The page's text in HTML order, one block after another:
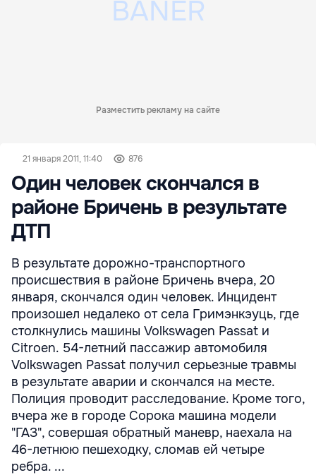
Разместить рекламу на сайте
21 января 2011, 11:40 876
Один человек скончался в
районе Бричень в результате
ДТП
В результате дорожно-транспортного
происшествия в районе Бричень вчера, 20
января, скончался один человек. Инцидент
произошел недалеко от села Гримэнкэуць, где
столкнулись машины Volkswagen Passat и
Citroen. 54-летний пассажир автомобиля
Volkswagen Passat получил серьезные травмы
в результате аварии и скончался на месте.
Полиция проводит расследование. Кроме того,
вчера же в городе Сорока машина модели
"ГАЗ", совершая обратный маневр, наехала на
46-летнюю пешеходку, сломав ей четыре
ребра. ...